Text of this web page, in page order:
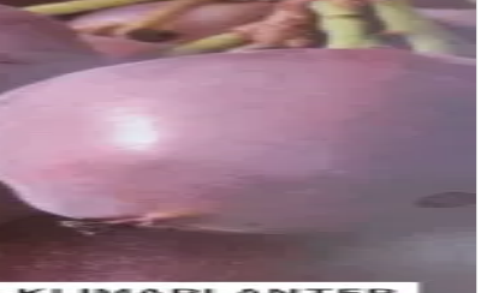
de små vækstknolde (kronknolde) efter høst.
anvendes de friske, sprøde knolde i salater,
rige på inulin, hvilket gør dem velegnede for
godt udbytte og bringer både sundhed og